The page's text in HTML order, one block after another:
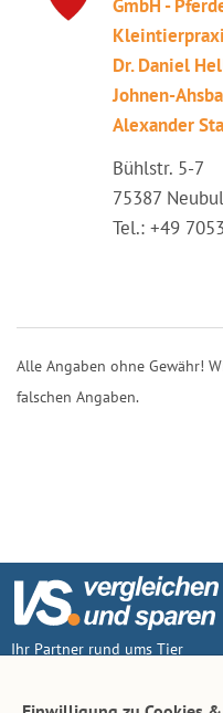
GmbH -
Dr. Daniel
Johnen-
Alexander
Bühlstr. 5-7
75387
Tel.: +49
Alle Angaben ohne Gewähr!
falschen Angaben.
Ihr Partner rund ums Tier